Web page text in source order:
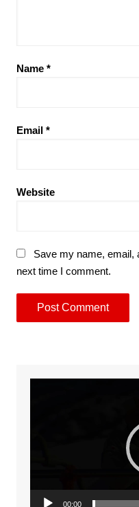
Name *
Email *
Website
Save my name, email,
next time I comment.
00:00